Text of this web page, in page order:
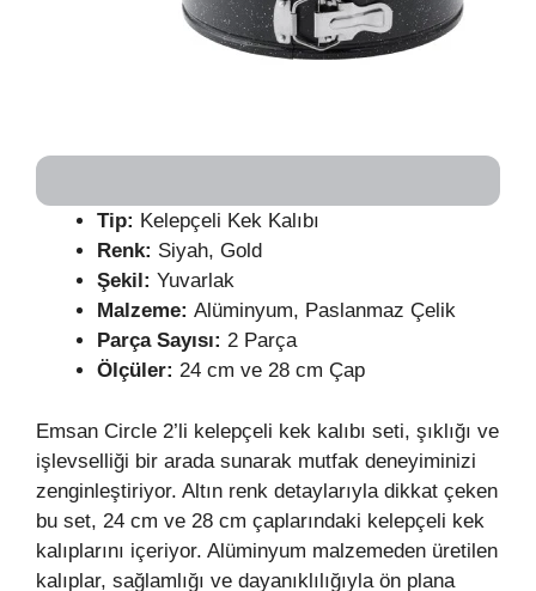
Tip: Kelepçeli Kek Kalıbı
Renk: Siyah, Gold
Şekil: Yuvarlak
Malzeme: Alüminyum, Paslanmaz Çelik
Parça Sayısı: 2 Parça
Ölçüler: 24 cm ve 28 cm Çap
Emsan Circle 2’li kelepçeli kek kalıbı seti, şıklığı ve
işlevselliği bir arada sunarak mutfak deneyiminizi
zenginleştiriyor. Altın renk detaylarıyla dikkat çeken
bu set, 24 cm ve 28 cm çaplarındaki kelepçeli kek
kalıplarını içeriyor. Alüminyum malzemeden üretilen
kalıplar, sağlamlığı ve dayanıklılığıyla ön plana